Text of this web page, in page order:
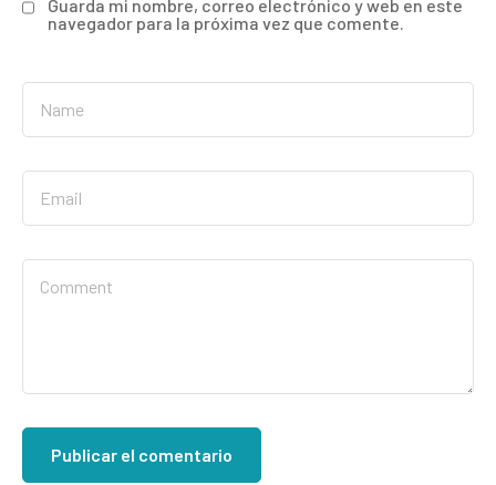
Guarda mi nombre, correo electrónico y web en este
navegador para la próxima vez que comente.